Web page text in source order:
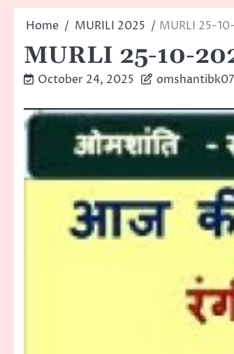
Home MURILI 2025 MURLI 25-
MURLI 25-10-
October 24, 2025